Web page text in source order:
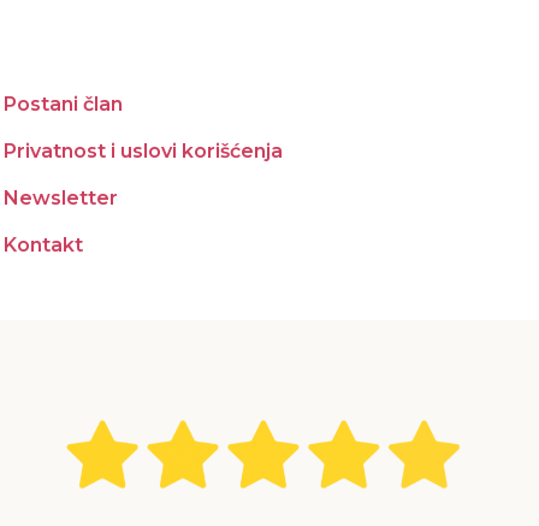
Postani član
Privatnost i uslovi korišćenja
Newsletter
Kontakt